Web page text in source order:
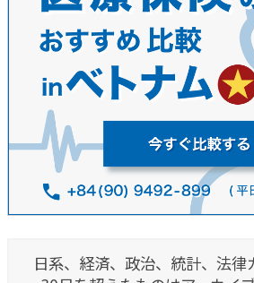
日系、経済、政治、統計、法律